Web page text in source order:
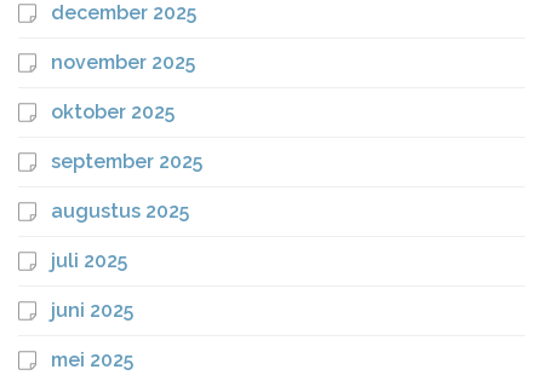
december 2025
november 2025
oktober 2025
september 2025
augustus 2025
juli 2025
juni 2025
mei 2025